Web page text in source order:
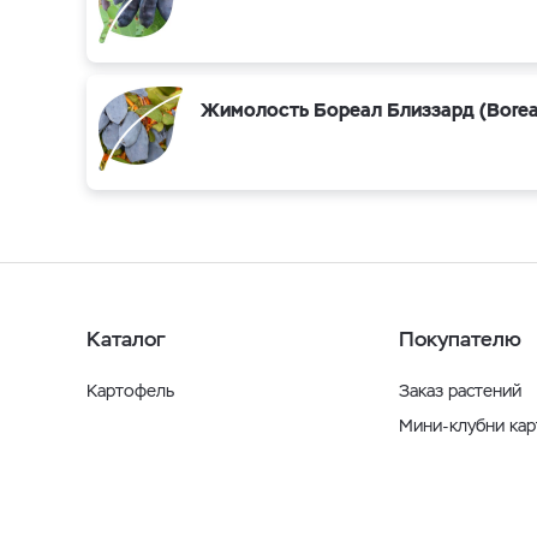
Жимолость Бореал Близзард
Каталог
Картофель
Покупателю
Заказ растений
Мини-клубни